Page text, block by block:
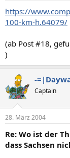
https://
100-km-h.64079/
(ab Post #18,
)
-
Captain
28. März 2004
Re: Wo ist der
dass Sachsen